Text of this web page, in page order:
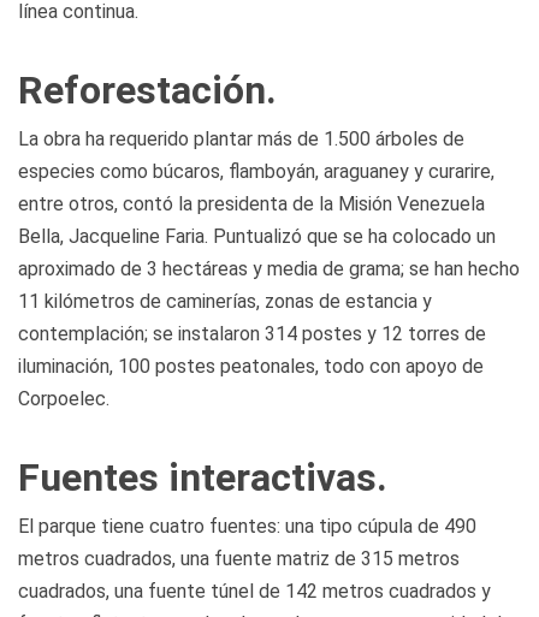
línea continua.
Reforestación.
La obra ha requerido plantar más de 1.500 árboles de
especies como búcaros, flamboyán, araguaney y curarire,
entre otros, contó la presidenta de la Misión Venezuela
Bella, Jacqueline Faria. Puntualizó que se ha colocado un
aproximado de 3 hectáreas y media de grama; se han hecho
11 kilómetros de caminerías, zonas de estancia y
contemplación; se instalaron 314 postes y 12 torres de
iluminación, 100 postes peatonales, todo con apoyo de
Corpoelec.
Fuentes interactivas.
El parque tiene cuatro fuentes: una tipo cúpula de 490
metros cuadrados, una fuente matriz de 315 metros
cuadrados, una fuente túnel de 142 metros cuadrados y